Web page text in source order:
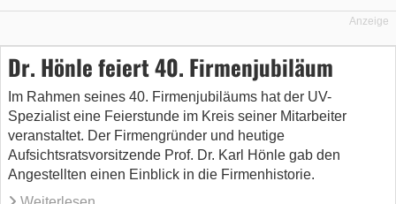
Anzeige
Dr. Hönle feiert 40. Firmenjubiläum
Im Rahmen seines 40. Firmenjubiläums hat der UV-
Spezialist eine Feierstunde im Kreis seiner Mitarbeiter
veranstaltet. Der Firmengründer und heutige
Aufsichtsratsvorsitzende Prof. Dr. Karl Hönle gab den
Angestellten einen Einblick in die Firmenhistorie.